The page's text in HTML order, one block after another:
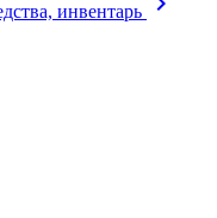
инвентарь